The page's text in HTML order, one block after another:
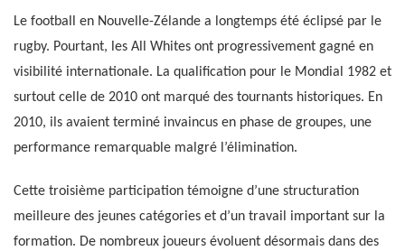
Le football en Nouvelle-Zélande a longtemps été éclipsé par le
rugby. Pourtant, les All Whites ont progressivement gagné en
visibilité internationale. La qualification pour le Mondial 1982 et
surtout celle de 2010 ont marqué des tournants historiques. En
2010, ils avaient terminé invaincus en phase de groupes, une
performance remarquable malgré l’élimination.
Cette troisième participation témoigne d’une structuration
meilleure des jeunes catégories et d’un travail important sur la
formation. De nombreux joueurs évoluent désormais dans des